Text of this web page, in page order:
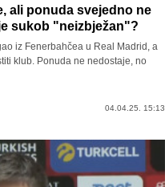
ali ponuda svejedno ne
sukob "neizbježan"?
iz Fenerbahčea u Real Madrid, a
klub. Ponuda ne nedostaje, no
04.04.25. 15:13